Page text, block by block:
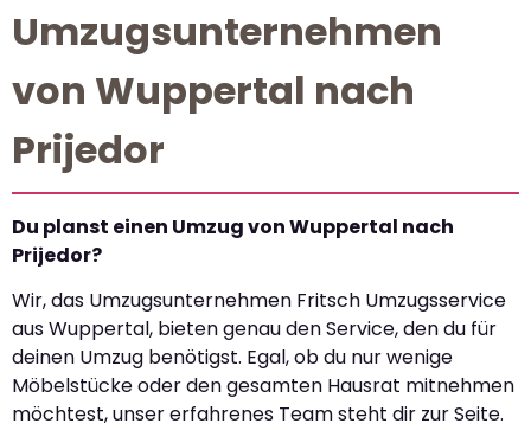
Umzugsunternehmen
von Wuppertal nach
Prijedor
Du planst einen Umzug von Wuppertal nach
Prijedor?
Wir, das Umzugsunternehmen Fritsch Umzugsservice
aus Wuppertal, bieten genau den Service, den du für
deinen Umzug benötigst. Egal, ob du nur wenige
Möbelstücke oder den gesamten Hausrat mitnehmen
möchtest, unser erfahrenes Team steht dir zur Seite.